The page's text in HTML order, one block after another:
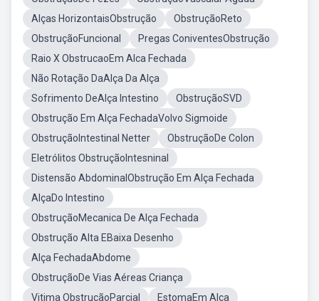
Alças HorizontaisObstrução
ObstruçãoReto
ObstruçãoFuncional
Pregas ConiventesObstrução
Raio X ObstrucaoEm Alca Fechada
Não Rotação DaAlça Da Alça
Sofrimento DeAlça Intestino
ObstruçãoSVD
Obstrução Em Alça FechadaVolvo Sigmoide
ObstruçãoIntestinal Netter
ObstruçãoDe Colon
Eletrólitos ObstruçãoIntesninal
Distensão AbdominalObstrução Em Alça Fechada
AlçaDo Intestino
ObstruçãoMecanica De Alça Fechada
Obstrução Alta EBaixa Desenho
Alça FechadaAbdome
ObstruçãoDe Vias Aéreas Criança
Vitima ObstruçãoParcial
EstomaEm Alça